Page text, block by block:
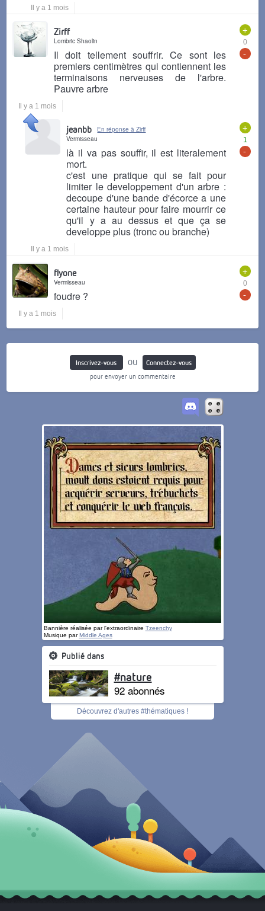
Il y a 1 mois
+
0
-
Zirff
Lombric Shaolin
Il doit tellement souffrir. Ce sont les
premiers centimètres qui contiennent les
terminaisons nerveuses de l'arbre.
Pauvre arbre
Il y a 1 mois
+
1
-
jeanbb
En réponse à Zirff
Vermisseau
là il va pas souffir, il est literalement
mort.
c'est une pratique qui se fait pour
limiter le developpement d'un arbre :
decoupe d'une bande d'écorce a une
certaine hauteur pour faire mourrir ce
qu'il y a au dessus et que ça se
developpe plus (tronc ou branche)
Il y a 1 mois
+
0
-
flyone
Vermisseau
foudre ?
Il y a 1 mois
Inscrivez-vous ou
Connectez-vous
pour envoyer un commentaire
Bannière réalisée par l'extraordinaire Tzeenchy
Musique parMiddle Ages
Publié dans
#nature
92 abonnés
Découvrez d'autres #thématiques !